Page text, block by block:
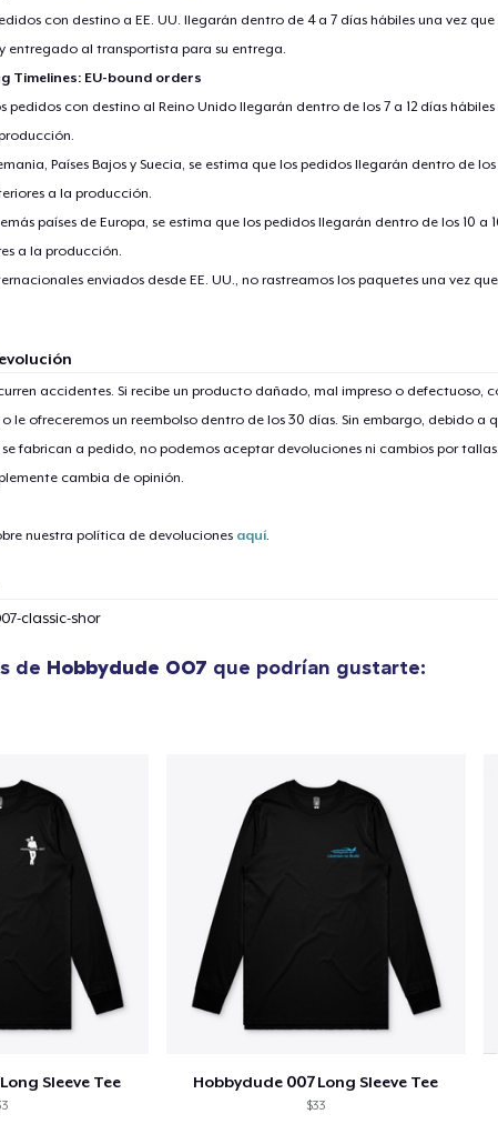
con destino a EE. UU. llegarán dentro de 4 a 7 días hábiles una vez
entregado al transportista para su entrega.
Timelines: EU-bound orders
pedidos con destino al Reino Unido llegarán dentro de los 7 a 12 días hábiles
Países Bajos y Suecia, se estima que los pedidos llegarán dentro de los
a la producción.
países de Europa, se estima que los pedidos llegarán dentro de los 10 a
a la producción.
enviados desde EE. UU., no rastreamos los paquetes una vez
accidentes. Si recibe un producto dañado, mal impreso o defectuoso,
le ofreceremos un reembolso dentro de los 30 días. Sin embargo, debido a
fabrican a pedido, no podemos aceptar devoluciones ni cambios por
cambia de opinión.
nuestra política de devoluciones aquí.
classic-shor
de Hobbydude 007 que podrían gustarte:
Sleeve Tee Hobbydude 007 Long Sleeve Tee
$33
1 artículo añadido al carrito